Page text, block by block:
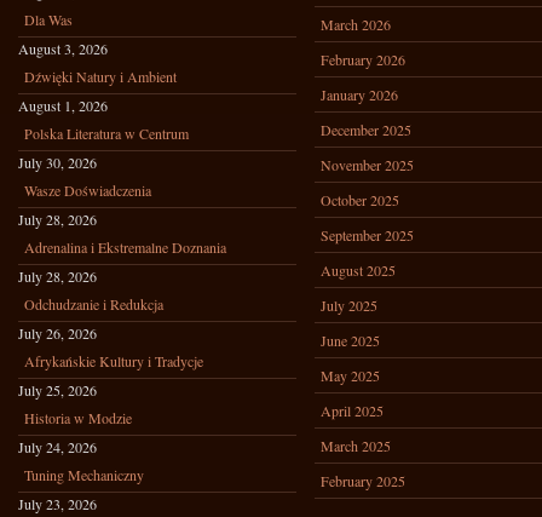
Dla Was
August 3, 2026
Dźwięki Natury i Ambient
August 1, 2026
Polska Literatura w Centrum
July 30, 2026
Wasze Doświadczenia
July 28, 2026
Adrenalina i Ekstremalne Doznania
July 28, 2026
Odchudzanie i Redukcja
July 26, 2026
Afrykańskie Kultury i Tradycje
July 25, 2026
Historia w Modzie
July 24, 2026
Tuning Mechaniczny
July 23, 2026
March 2026
February 2026
January 2026
December 2025
November 2025
October 2025
September 2025
August 2025
July 2025
June 2025
May 2025
April 2025
March 2025
February 2025